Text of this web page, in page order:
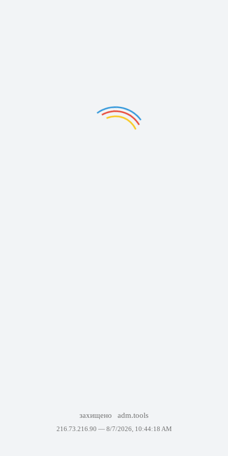
захищено adm.tools
216.73.216.90 — 8/7/2026, 10:44:18 AM